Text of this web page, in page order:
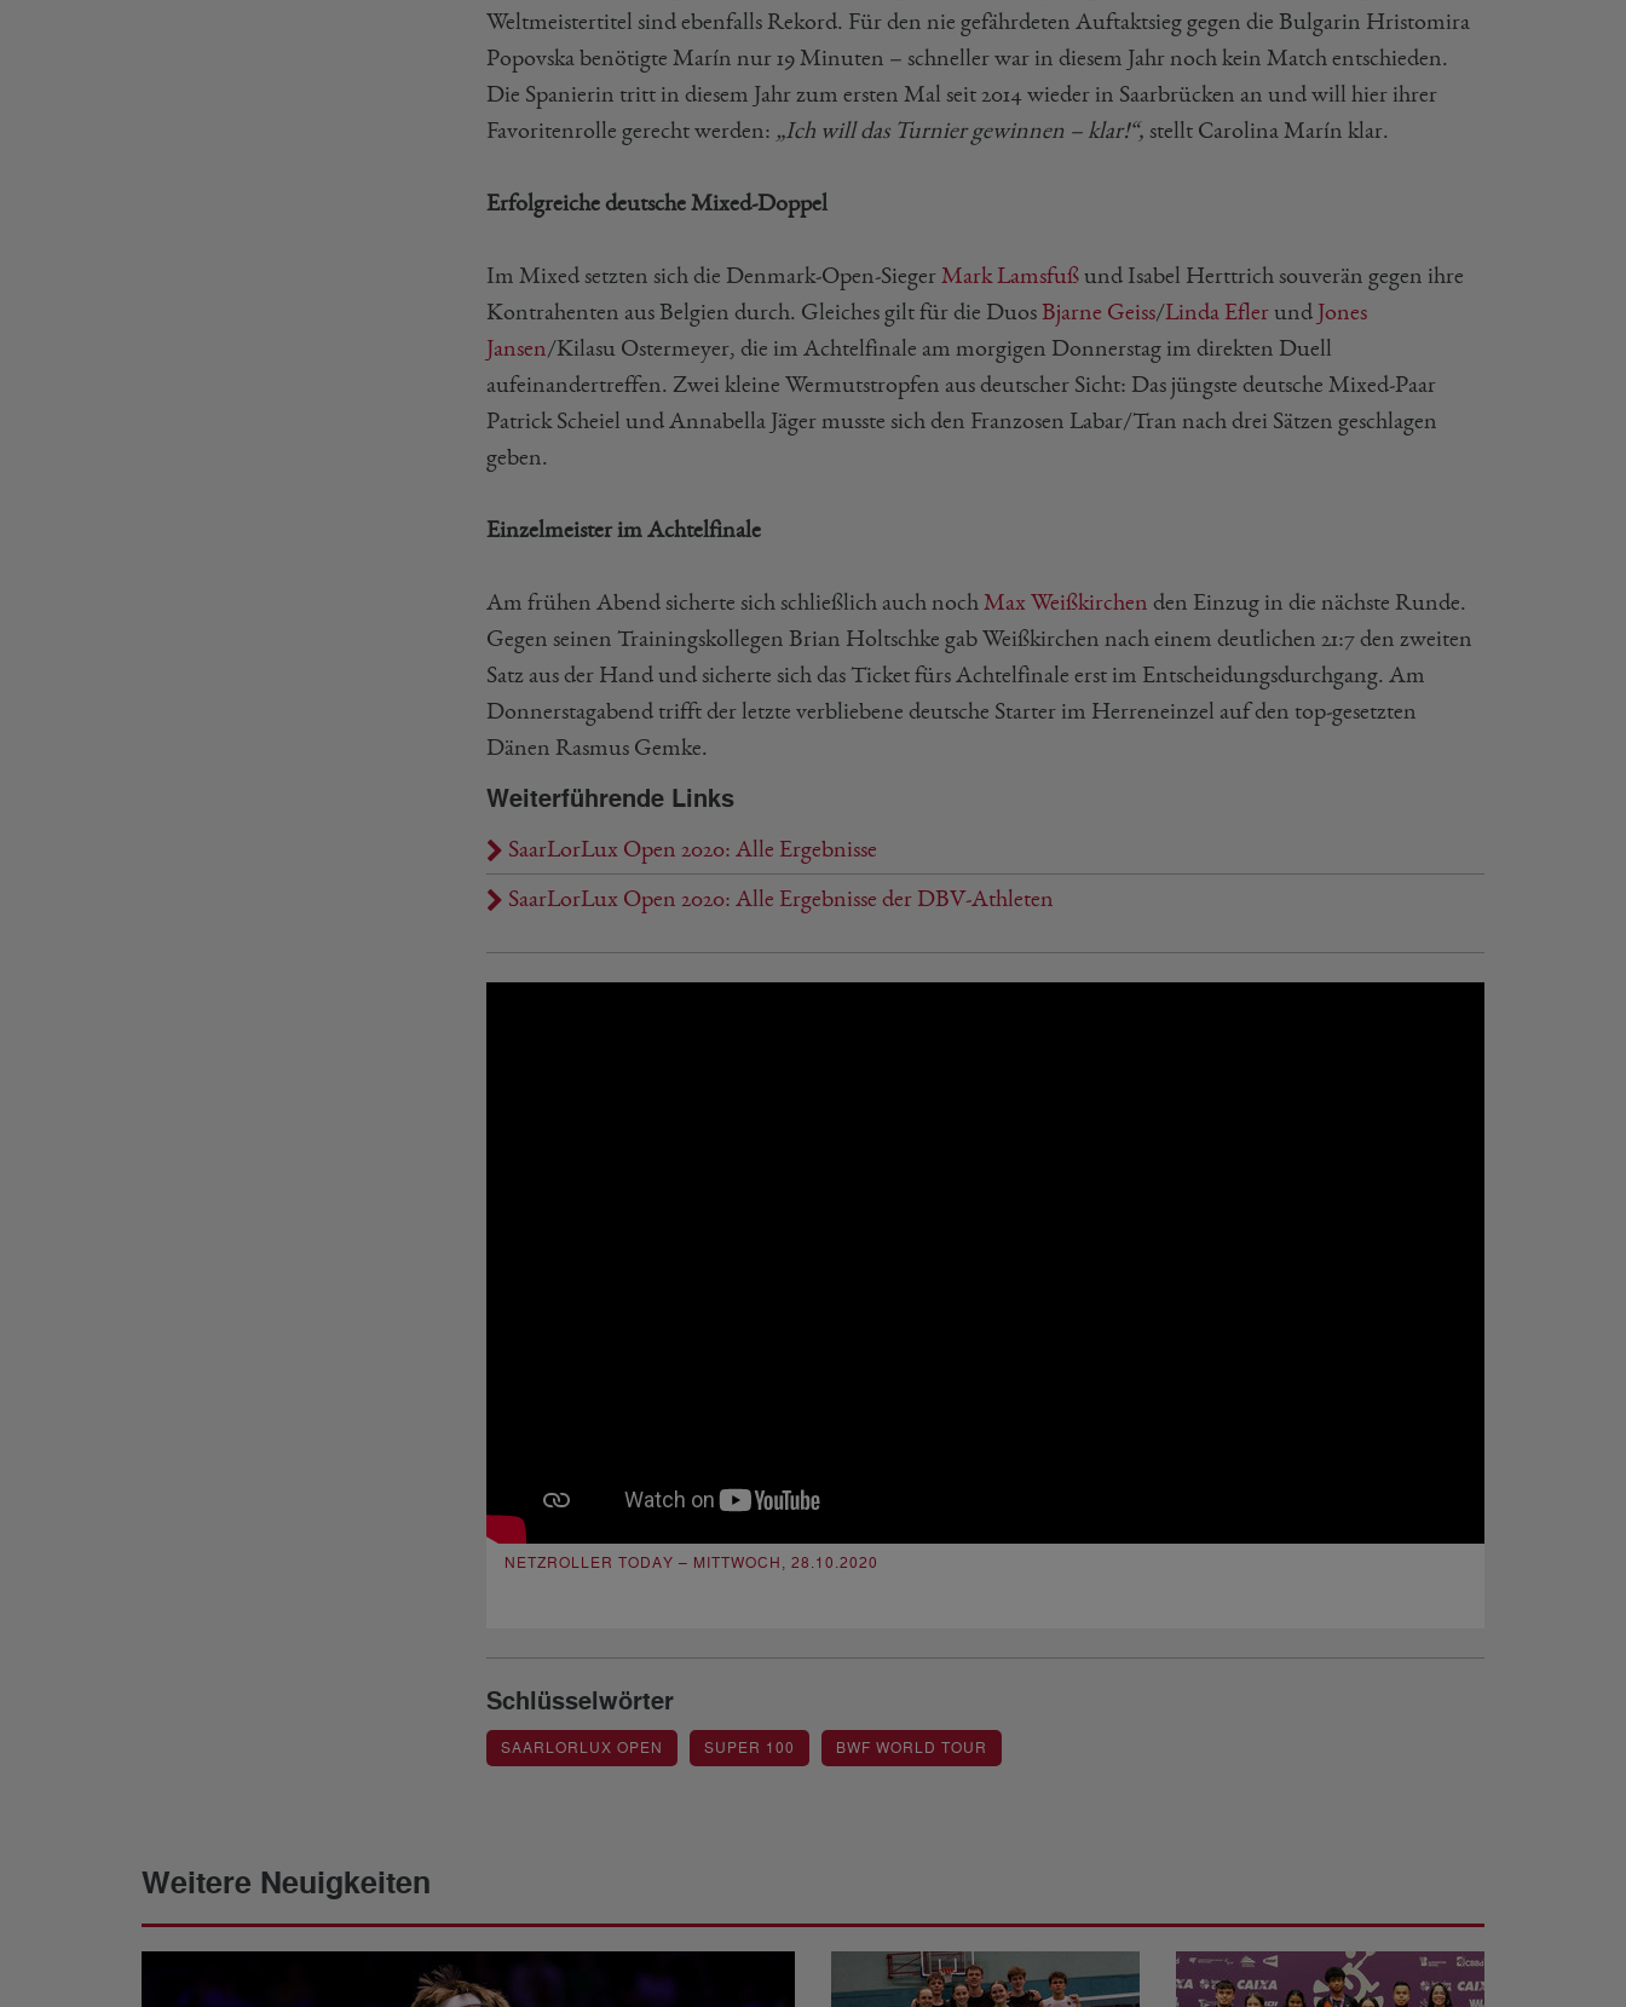
Weltmeistertitel sind ebenfalls Rekord. Für den nie gefährdeten Auftaktsieg gegen die Bulgarin Hristomira
Popovska benötigte Marín nur 19 Minuten – schneller war in diesem Jahr noch kein Match entschieden.
Die Spanierin tritt in diesem Jahr zum ersten Mal seit 2014 wieder in Saarbrücken an und will hier ihrer
Favoritenrolle gerecht werden: „Ich will das Turnier gewinnen – klar!“, stellt Carolina Marín klar.
Erfolgreiche deutsche Mixed-Doppel
Im Mixed setzten sich die Denmark-Open-Sieger Mark Lamsfuß und Isabel Herttrich souverän gegen ihre
Kontrahenten aus Belgien durch. Gleiches gilt für die Duos Bjarne Geiss/Linda Efler und Jones
Jansen /Kilasu Ostermeyer, die im Achtelfinale am morgigen Donnerstag im direkten Duell
aufeinandertreffen. Zwei kleine Wermutstropfen aus deutscher Sicht: Das jüngste deutsche Mixed-Paar
Patrick Scheiel und Annabella Jäger musste sich den Franzosen Labar/Tran nach drei Sätzen geschlagen
geben.
Einzelmeister im Achtelfinale
Am frühen Abend sicherte sich schließlich auch noch Max Weißkirchen den Einzug in die nächste Runde.
Gegen seinen Trainingskollegen Brian Holtschke gab Weißkirchen nach einem deutlichen 21:7 den zweiten
Satz aus der Hand und sicherte sich das Ticket fürs Achtelfinale erst im Entscheidungsdurchgang. Am
Donnerstagabend trifft der letzte verbliebene deutsche Starter im Herreneinzel auf den top-gesetzten
Dänen Rasmus Gemke.
Weiterführende Links
SaarLorLux Open 2020: Alle Ergebnisse
SaarLorLux Open 2020: Alle Ergebnisse der DBV-Athleten
NETZROLLER TODAY – MITTWOCH, 28.10.2020
Schlüsselwörter
SAARLORLUX OPEN SUPER 100 BWF WORLD TOUR
Weitere Neuigkeiten